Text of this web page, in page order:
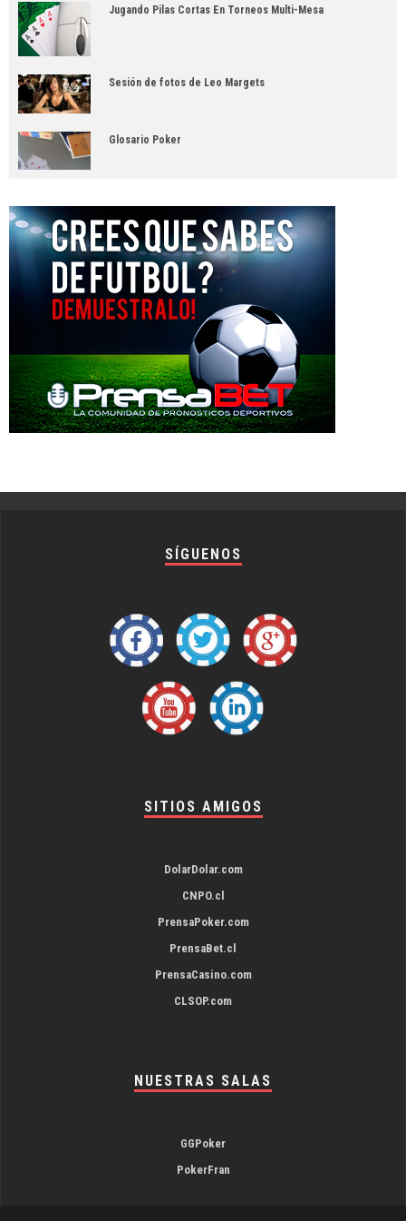
Jugando Pilas Cortas En Torneos Multi-Mesa
Sesión de fotos de Leo Margets
Glosario Poker
SÍGUENOS
SITIOS AMIGOS
DolarDolar.com
CNPO.cl
PrensaPoker.com
PrensaBet.cl
PrensaCasino.com
CLSOP.com
NUESTRAS SALAS
GGPoker
PokerFran